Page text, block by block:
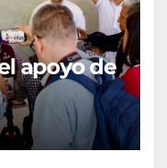
apoyo de